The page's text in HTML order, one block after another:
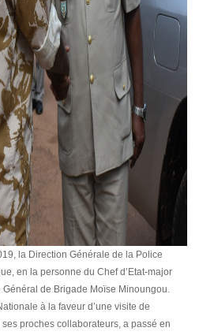
la Direction Générale de la Police
en la personne du Chef d’Etat-major
Général de Brigade Moïse Minoungou.
à la faveur d’une visite de
proches collaborateurs, a passé en